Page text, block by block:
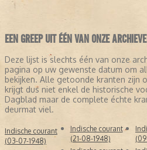
EEN GREEP UIT ÉÉN VAN ONZE
Deze lijst is slechts één van onze
pagina op uw gewenste datum om
bekijken. Alle getoonde kranten zijn
krijgt dus niet enkel de historische
Dagblad maar de complete échte
deurmat viel.
Indische courant
(03-07-1948)
Indische courant
(21-08-1948)